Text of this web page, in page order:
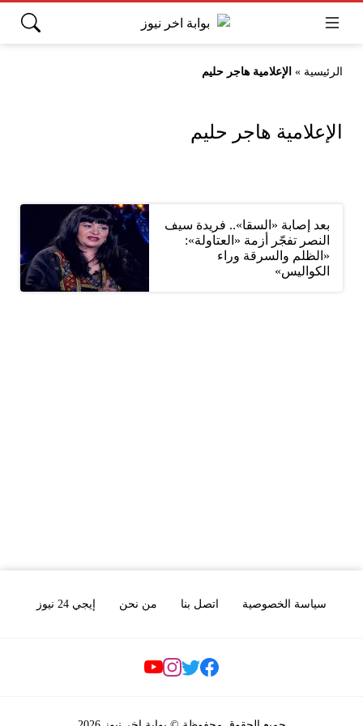
الرئيسية » الإعلامية هاجر حليم
الإعلامية هاجر حليم
بعد إصابة «السقا».. فريدة سيف
النصر تفجّر أزمة «العتاولة»:
«الظلم والسرقة وراء
الكواليس»
سياسة الخصوصية اتصل بنا من نحن إيجي 24 نيوز
Social Links